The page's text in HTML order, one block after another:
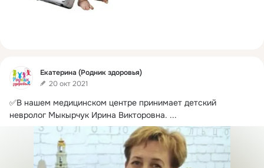
Фид
Екатерина (Родник здоровья)
20 окт 2021
✅В нашем медицинском центре принимает детский
невролог Мыкырчук Ирина Викторовна. ...